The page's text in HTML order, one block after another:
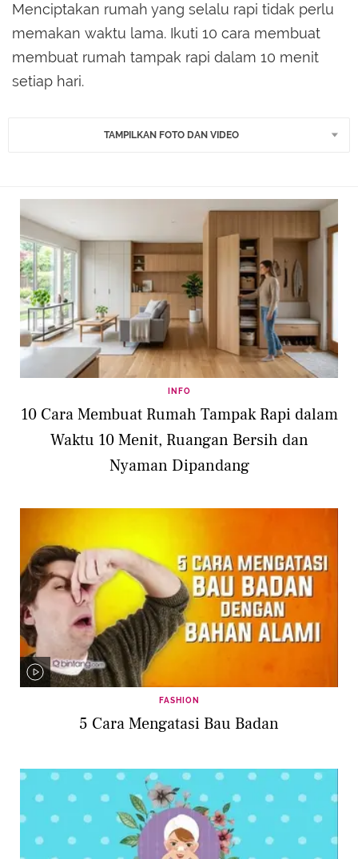
Menciptakan rumah yang selalu rapi tidak perlu
memakan waktu lama. Ikuti 10 cara membuat
membuat rumah tampak rapi dalam 10 menit
setiap hari.
TAMPILKAN FOTO DAN VIDEO
INFO
10 Cara Membuat Rumah Tampak Rapi dalam
Waktu 10 Menit, Ruangan Bersih dan
Nyaman Dipandang
FASHION
5 Cara Mengatasi Bau Badan